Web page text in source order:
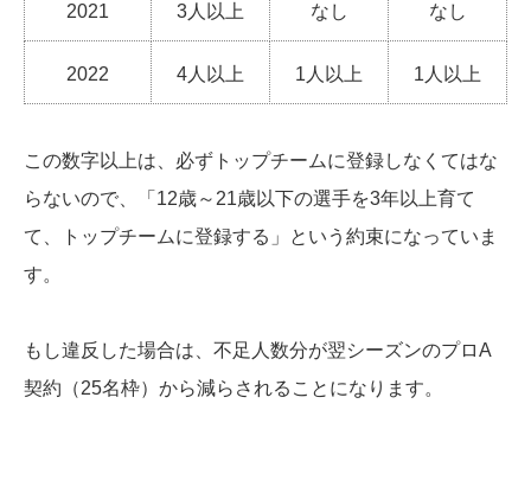
2021 3人以上 なし なし
2022 4人以上 1人以上 1人以上
この数字以上は、必ずトップチームに登録しなくてはな
らないので、「12歳～21歳以下の選手を3年以上育て
て、トップチームに登録する」という約束になっていま
す。
もし違反した場合は、不足人数分が翌シーズンのプロA
契約（25名枠）から減らされることになります。